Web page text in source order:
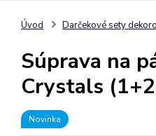
Úvod Darčekové sety
Súprava na
Crystals
Novinka